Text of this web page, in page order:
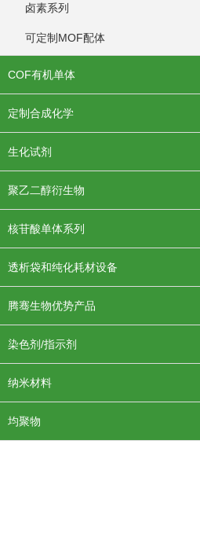
卤素系列
可定制MOF配体
COF有机单体
定制合成化学
生化试剂
聚乙二醇衍生物
核苷酸单体系列
透析袋和纯化耗材设备
腾骞生物优势产品
染色剂/指示剂
纳米材料
均聚物